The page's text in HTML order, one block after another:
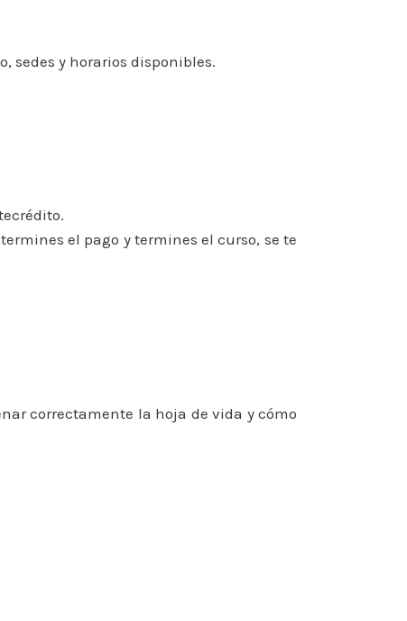
sedes y horarios disponibles.
el pago y termines el curso, se te
correctamente la hoja de vida y cómo